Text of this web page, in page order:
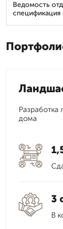
Ведомость
спецификация
Разработка
дома
3
В